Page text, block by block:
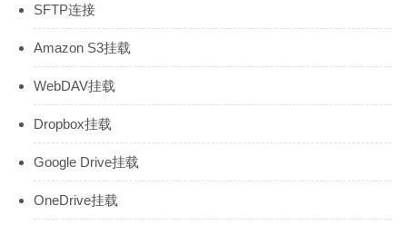
SFTP连接
Amazon S3挂载
WebDAV挂载
Dropbox挂载
Google Drive挂载
OneDrive挂载